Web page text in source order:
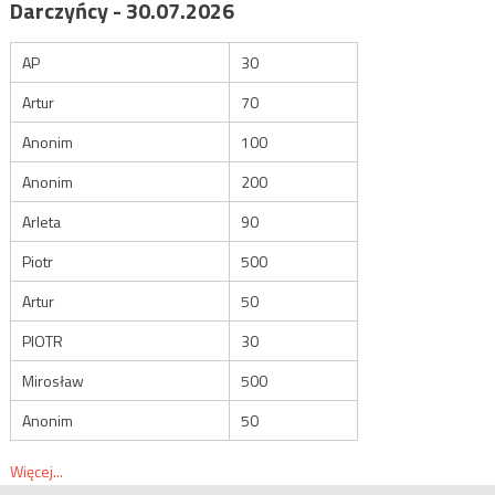
Darczyńcy - 30.07.2026
AP
30
Artur
70
Anonim
100
Anonim
200
Arleta
90
Piotr
500
Artur
50
PIOTR
30
Mirosław
500
Anonim
50
Więcej...